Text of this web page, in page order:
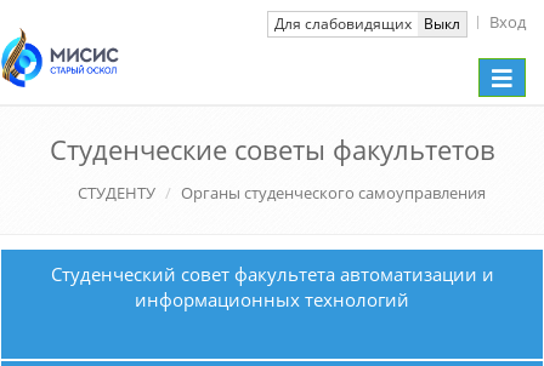
Для слабовидящих Выкл Вход
Toggle
Студенческие советы факультетов
СТУДЕНТУ Органы студенческого самоуправления
Студенческий совет факультета автоматизации и
информационных технологий